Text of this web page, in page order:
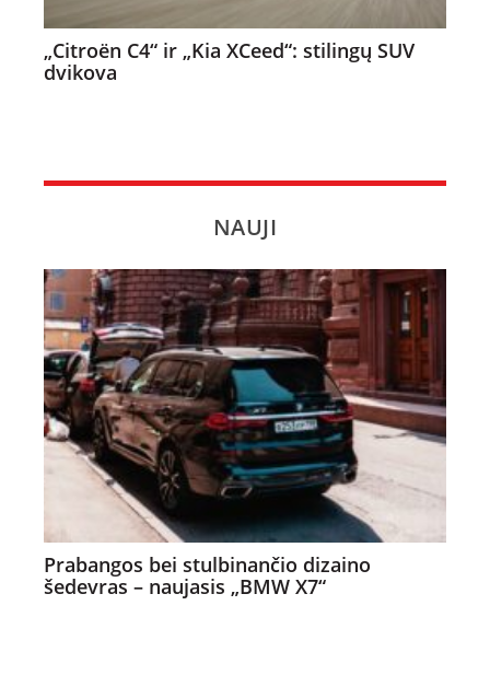
„Citroën C4“ ir „Kia XCeed“: stilingų SUV
dvikova
NAUJI
Prabangos bei stulbinančio dizaino
šedevras – naujasis „BMW X7“